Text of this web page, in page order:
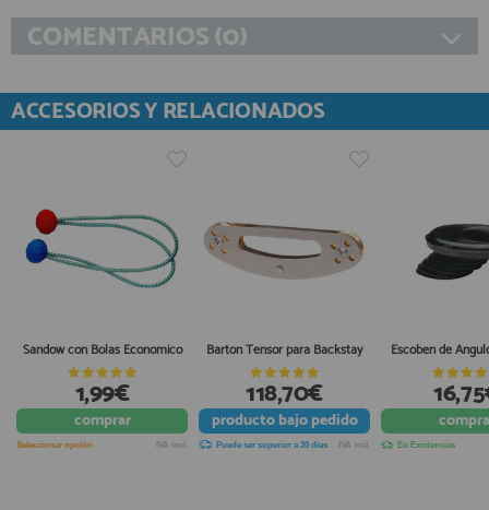
COMENTARIOS (0)
ACCESORIOS Y RELACIONADOS
Sandow con Bolas Economico
1,99€
comprar
Seleccionar opción IVA incl.
Barton Tensor para Backstay
118,70€
productobajo pedido
Puede ser superior a 30 días IVA incl.
Escoben de
En Existencias